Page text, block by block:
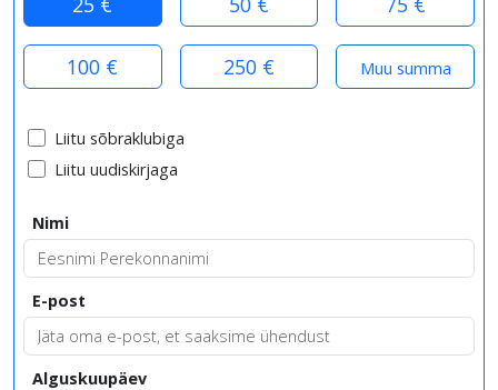
100 € 250 €
Liitu sõbraklubiga
Liitu uudiskirjaga
Nimi
E-post
Alguskuupäev